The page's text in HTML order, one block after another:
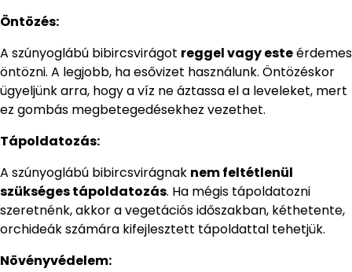
Öntözés:
A szúnyoglábú bibircsvirágot reggel vagy esteérdemes
öntözni. A legjobb, ha esővizet használunk. Öntözéskor
ügyeljünk arra, hogy a víz ne áztassa el a leveleket, mert
ez gombás megbetegedésekhez vezethet.
Tápoldatozás:
A szúnyoglábú bibircsvirágnak nem feltétlenül
szükséges tápoldatozás. Ha mégis tápoldatozni
szeretnénk, akkor a vegetációs időszakban, kéthetente,
orchideák számára kifejlesztett tápoldattal tehetjük.
Növényvédelem: